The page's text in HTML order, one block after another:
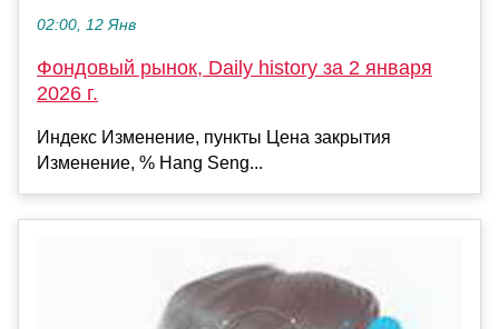
02:00, 12 Янв
Фондовый рынок, Daily history за 2 января
2026 г.
Индекс Изменение, пункты Цена закрытия
Изменение, % Hang Seng...